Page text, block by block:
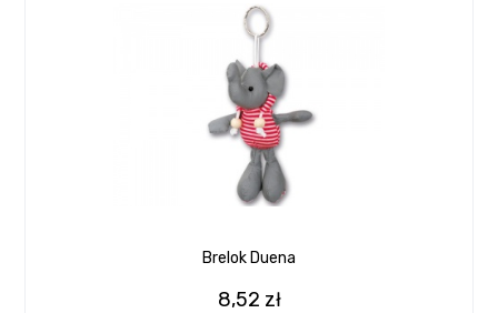
Brelok Duena
8,52 zł